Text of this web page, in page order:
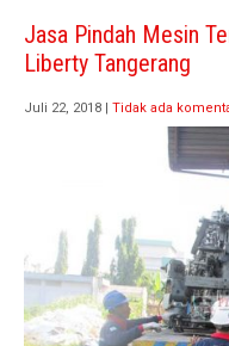
Jasa Pindah Mesin
Liberty Tangerang
Juli 22, 2018 Tidak ada